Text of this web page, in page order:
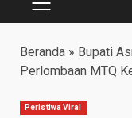
PRIMARY
Beranda » Bupati
Perlombaan MTQ
Peristiwa Viral